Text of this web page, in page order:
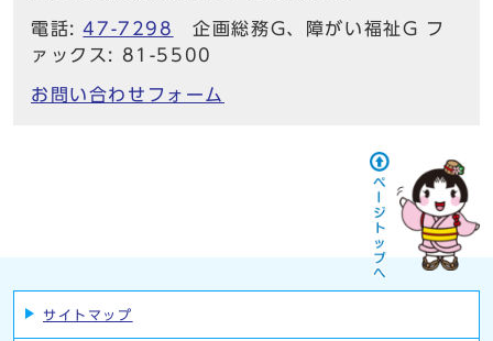
電話:47-7298
企画総務G、障がい福祉G フ
ァックス: 81-5500
お問い合わせフォーム
サイトマップ